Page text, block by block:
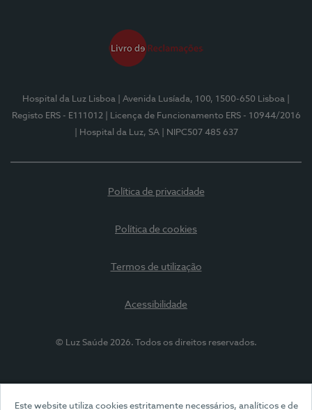
Este website utiliza cookies estritamente necessários, analíticos e de
Hospital da Luz Lisboa | Avenida Lusíada, 100, 1500-650 Lisboa
Registo ERS - E111012
| Licença de Funcionamento ERS - 10944/2016
| Hospital da Luz, SA
| NIPC507 485 637
Política de privacidade
Política de cookies
Termos de utilização
Acessibilidade
© Luz Saúde 2026. Todos os direitos reservados.